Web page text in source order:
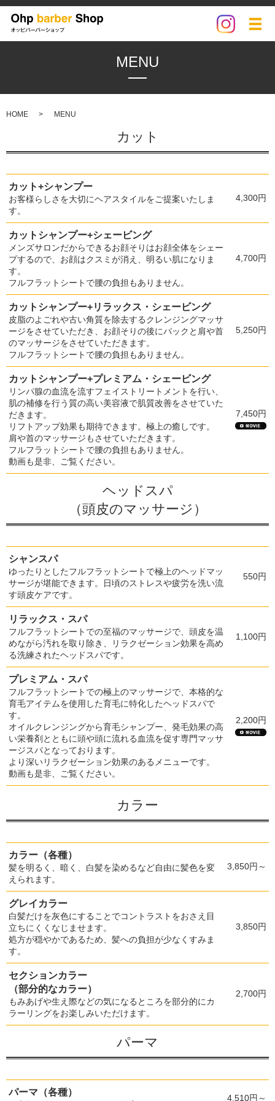
メ
MENU
HOME MENU
カット
カット+シャンプー
お客様らしさを大切にヘアスタイルをご提案いたしま
す。
4,300円
カットシャンプー+シェービング
メンズサロンだからできるお顔そりはお顔全体をシェー
プするので、お顔はクスミが消え、明るい肌になりま
す。
フルフラットシートで腰の負担もありません。
4,700円
カットシャンプー+リラックス・シェービング
皮脂のよごれや古い角質を除去するクレンジングマッサ
ージをさせていただき、お顔そりの後にパックと肩や首
のマッサージをさせていただきます。
フルフラットシートで腰の負担もありません。
5,250円
カットシャンプー+プレミアム・シェービング
リンパ腺の血流を流すフェイストリートメントを行い、
肌の補修を行う質の高い美容液で肌質改善をさせていた
だきます。
リフトアップ効果も期待できます。極上の癒しです。
肩や首のマッサージもさせていただきます。
フルフラットシートで腰の負担もありません。
動画も是非、ご覧ください。
7,450円
ヘッドスパ
（頭皮のマッサージ）
シャンスパ
ゆったりとしたフルフラットシートで極上のヘッドマッ
サージが堪能できます。日頃のストレスや疲労を洗い流
す頭皮ケアです。
550円
リラックス・スパ
フルフラットシートでの至福のマッサージで、頭皮を温
めながら汚れを取り除き、リラクゼーション効果を高め
る洗練されたヘッドスパです。
1,100円
プレミアム・スパ
フルフラットシートでの極上のマッサージで、本格的な
育毛アイテムを使用した育毛に特化したヘッドスパで
す。
オイルクレンジングから育毛シャンプー、発毛効果の高
い栄養剤とともに頭や頭に流れる血流を促す専門マッサ
ージスパとなっております。
より深いリラクゼーション効果のあるメニューです。
動画も是非、ご覧ください。
2,200円
カラー
カラー（各種）
髪を明るく、暗く、白髪を染めるなど自由に髪色を変
えられます。
3,850円～
グレイカラー
白髪だけを灰色にすることでコントラストをおさえ目
立ちにくくなじませます。
処方が穏やかであるため、髪への負担が少なくすみま
す。
3,850円
セクションカラー
（部分的なカラー）
もみあげや生え際などの気になるところを部分的にカ
ラーリングをお楽しみいただけます。
2,700円
パーマ
パーマ（各種）
4,510円～